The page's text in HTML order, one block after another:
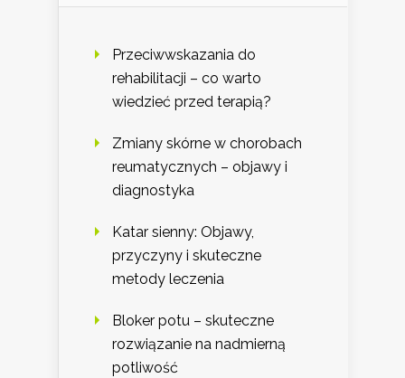
Przeciwwskazania do
rehabilitacji – co warto
wiedzieć przed terapią?
Zmiany skórne w chorobach
reumatycznych – objawy i
diagnostyka
Katar sienny: Objawy,
przyczyny i skuteczne
metody leczenia
Bloker potu – skuteczne
rozwiązanie na nadmierną
potliwość